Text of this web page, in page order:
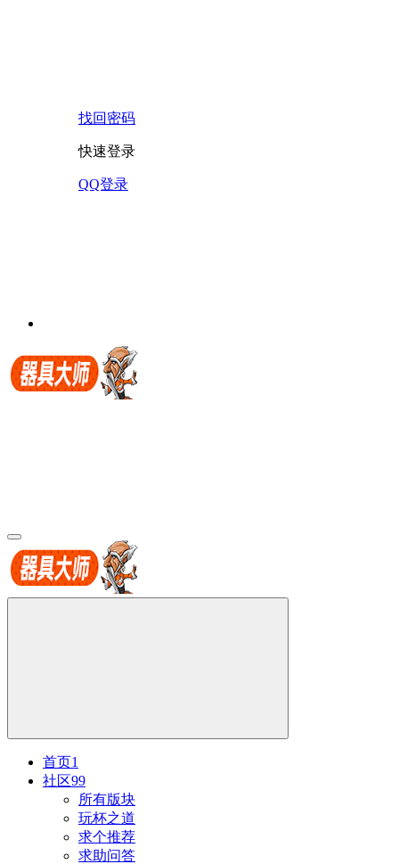
找回密码
快速登录
QQ登录
首页1
社区99
所有版块
玩杯之道
求个推荐
求助问答